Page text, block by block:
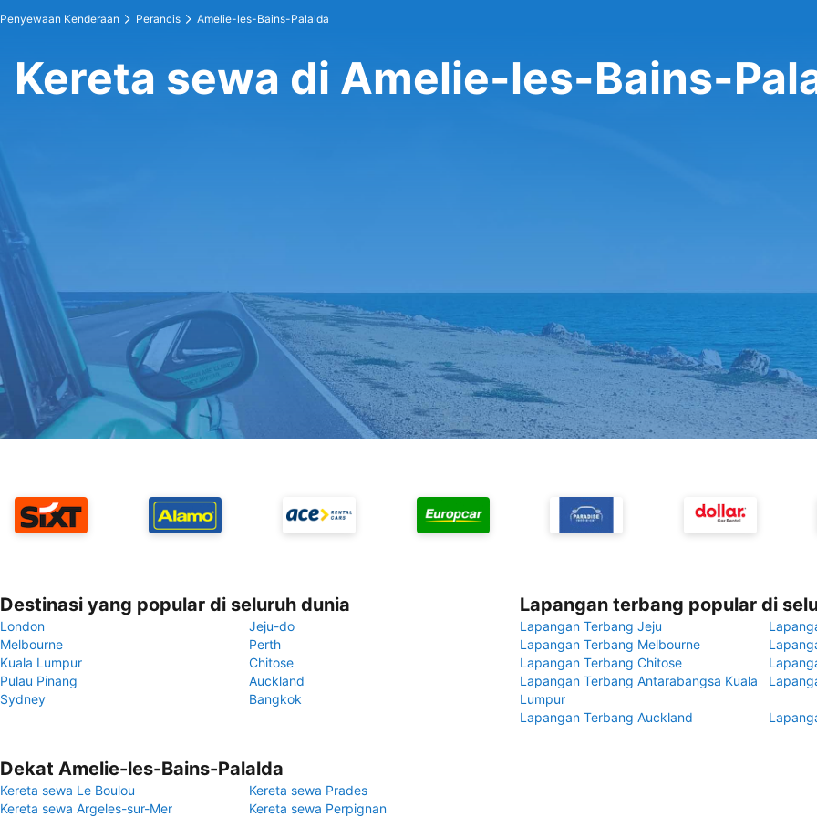
Penyewaan Kenderaan Perancis Amelie-les-Bains-Palalda
Kereta sewa di Amelie-les-Bains-
Destinasi yang popular di seluruh dunia
London
Jeju-do
Melbourne
Perth
Kuala Lumpur
Chitose
Pulau Pinang
Auckland
Sydney
Bangkok
Lapangan terbang popular di
Lapangan Terbang Jeju
Lapangan Terbang Melbourne
Lapangan Terbang Chitose
Lapangan Terbang Antarabangsa Kuala
Lumpur
Lapangan Terbang Auckland
Dekat Amelie-les-Bains-Palalda
Kereta sewa Le Boulou
Kereta sewa Prades
Kereta sewa Argeles-sur-Mer
Kereta sewa Perpignan